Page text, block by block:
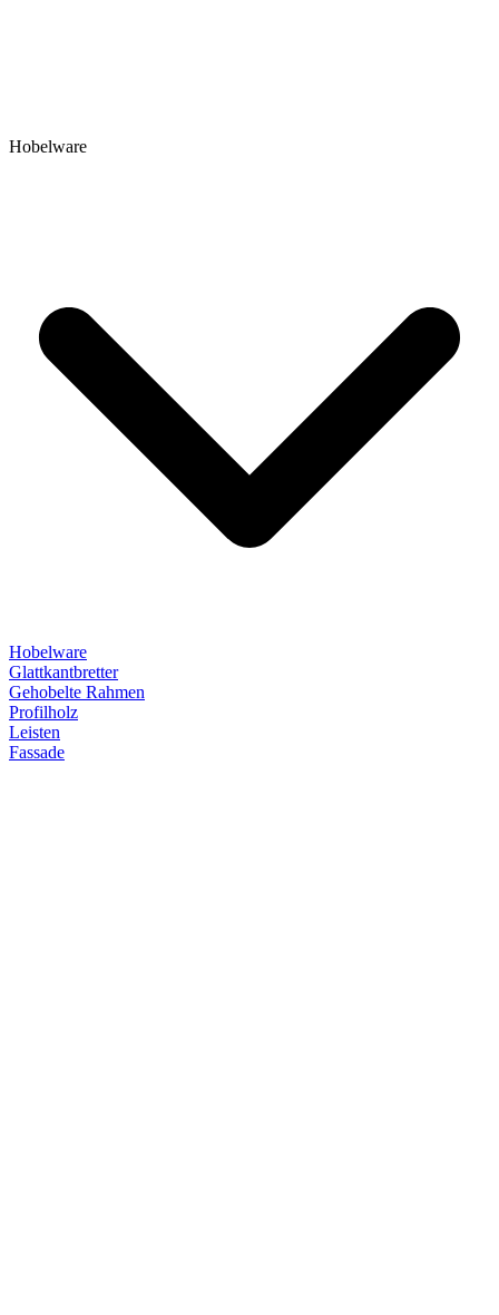
Hobelware
Hobelware
Glattkantbretter
Gehobelte Rahmen
Profilholz
Leisten
Fassade